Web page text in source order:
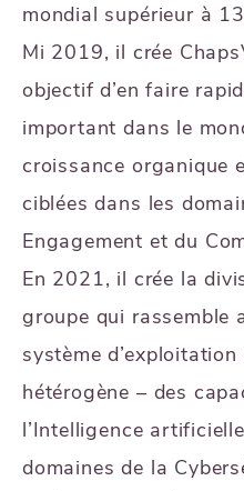
mondial supérieur à
Mi 2019, il crée
objectif d’en faire
important dans le
croissance organique
ciblées dans les
Engagement et du
En 2021, il crée la
groupe qui rassemble
système
hétérogène – des
l’Intelligence
domaines de la